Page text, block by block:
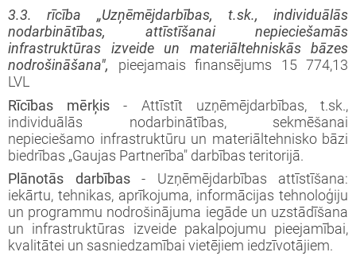
3.3. rīcība „Uzņēmējdarbības, t.sk., individuālās
nodarbinātības, attīstīšanai nepieciešamās
infrastruktūras izveide un materiāltehniskās bāzes
nodrošināšana", pieejamais finansējums 15 774,13
LVL
Rīcības mērķis - Attīstīt uzņēmējdarbības, t.sk.,
individuālās nodarbinātības, sekmēšanai
nepieciešamo infrastruktūru un materiāltehnisko bāzi
biedrības „Gaujas Partnerība" darbības teritorijā.
Plānotās darbības- Uzņēmējdarbības attīstīšana:
iekārtu, tehnikas, aprīkojuma, informācijas tehnoloģiju
un programmu nodrošinājuma iegāde un uzstādīšana
un infrastruktūras izveide pakalpojumu pieejamībai,
kvalitātei un sasniedzamībai vietējiem iedzīvotājiem.